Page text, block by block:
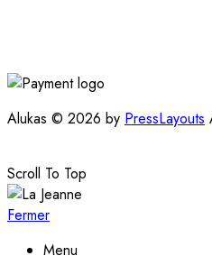
Alukas © 2026 by PressLayouts
Scroll To Top
Fermer
Menu